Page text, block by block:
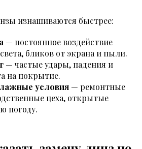
изнашиваются быстрее:
— постоянное воздействие
бликов от экрана и пыли.
— частые удары, падения и
на покрытие.
условия — ремонтные
цеха, открытые
погоду.